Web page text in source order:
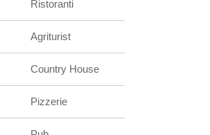
Ristoranti
Agriturist
Country House
Pizzerie